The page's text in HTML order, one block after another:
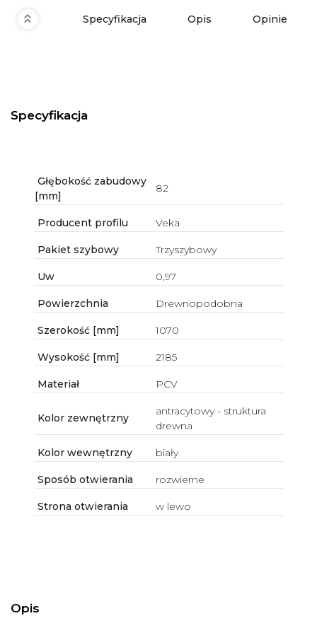
Specyfikacja Opis Opinie
Specyfikacja
Głębokość zabudowy
[mm]
82
Producent profilu Veka
Pakiet szybowy Trzyszybowy
Uw 0,97
Powierzchnia Drewnopodobna
Szerokość [mm] 1070
Wysokość [mm] 2185
Materiał PCV
Kolor zewnętrzny
antracytowy - struktura
drewna
Kolor wewnętrzny biały
Sposób otwierania rozwierne
Strona otwierania w lewo
Opis